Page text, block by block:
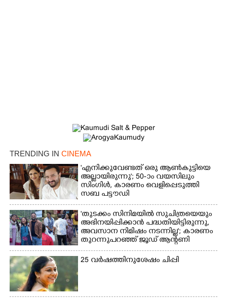
TRENDING IN CINEMA
'എനിക്കുവേണ്ടത് ഒരു ആൺകുട്ടിയെ
അല്ലായിരുന്നു'; 50-ാം വയസിലും
സിംഗിൾ, കാരണം വെളിപ്പെടുത്തി
സബ പട്ടൗഡി
'തുടക്കം സിനിമയിൽ സുചിത്രയെയും
അഭിനയിപ്പിക്കാൻ പദ്ധതിയിട്ടിരുന്നു,​
അവസാന നിമിഷം നടന്നില്ല'; കാരണം
തുറന്നുപറഞ്ഞ് ജൂഡ് ആന്റണി
25 വർഷത്തിനുശേഷം ചിപ്പി